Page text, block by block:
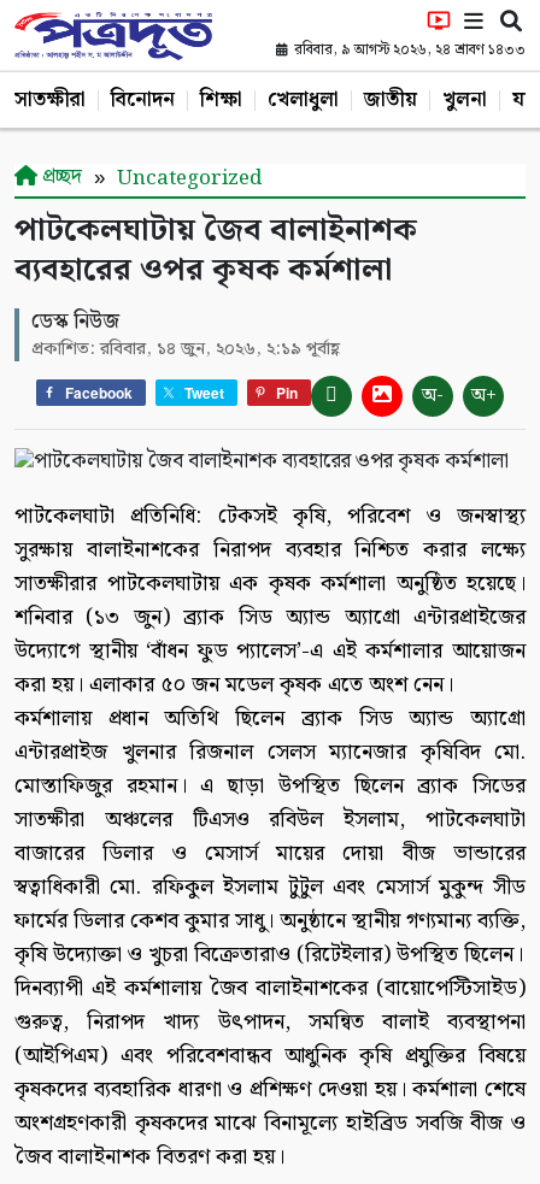
রবিবার, ৯ আগস্ট ২০২৬, ২৪ শ্রাবণ ১৪৩৩
সাতক্ষীরা বিনোদন শিক্ষা খেলাধুলা জাতীয় খুলনা
প্রচ্ছদ Uncategorized
পাটকেলঘাটায় জৈব বালাইনাশক
ব্যবহারের ওপর কৃষক কর্মশালা
ডেস্ক নিউজ
প্রকাশিত: রবিবার, ১৪ জুন, ২০২৬, ২:১৯ পূর্বাহ্ণ
Facebook Tweet Pin অ- অ+
পাটকেলঘাটা প্রতিনিধি: টেকসই কৃষি, পরিবেশ ও জনস্বাস্থ্য
সুরক্ষায় বালাইনাশকের নিরাপদ ব্যবহার নিশ্চিত করার লক্ষ্যে
সাতক্ষীরার পাটকেলঘাটায় এক কৃষক কর্মশালা অনুষ্ঠিত হয়েছে।
শনিবার (১৩ জুন) ব্র্যাক সিড অ্যান্ড অ্যাগ্রো এন্টারপ্রাইজের
উদ্যোগে স্থানীয় ‘বাঁধন ফুড প্যালেস’-এ এই কর্মশালার আয়োজন
করা হয়। এলাকার ৫০ জন মডেল কৃষক এতে অংশ নেন।
কর্মশালায় প্রধান অতিথি ছিলেন ব্র্যাক সিড অ্যান্ড অ্যাগ্রো
এন্টারপ্রাইজ খুলনার রিজনাল সেলস ম্যানেজার কৃষিবিদ মো.
মোস্তাফিজুর রহমান। এ ছাড়া উপস্থিত ছিলেন ব্র্যাক সিডের
সাতক্ষীরা অঞ্চলের টিএসও রবিউল ইসলাম, পাটকেলঘাটা
বাজারের ডিলার ও মেসার্স মায়ের দোয়া বীজ ভান্ডারের
স্বত্বাধিকারী মো. রফিকুল ইসলাম টুটুল এবং মেসার্স মুকুন্দ সীড
ফার্মের ডিলার কেশব কুমার সাধু। অনুষ্ঠানে স্থানীয় গণ্যমান্য ব্যক্তি,
কৃষি উদ্যোক্তা ও খুচরা বিক্রেতারাও (রিটেইলার) উপস্থিত ছিলেন।
দিনব্যাপী এই কর্মশালায় জৈব বালাইনাশকের (বায়োপেস্টিসাইড)
গুরুত্ব, নিরাপদ খাদ্য উৎপাদন, সমন্বিত বালাই ব্যবস্থাপনা
(আইপিএম) এবং পরিবেশবান্ধব আধুনিক কৃষি প্রযুক্তির বিষয়ে
কৃষকদের ব্যবহারিক ধারণা ও প্রশিক্ষণ দেওয়া হয়। কর্মশালা শেষে
অংশগ্রহণকারী কৃষকদের মাঝে বিনামূল্যে হাইব্রিড সবজি বীজ ও
জৈব বালাইনাশক বিতরণ করা হয়।